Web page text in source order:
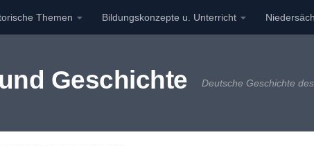
Themen Bildungskonzepte u. Unterricht
Geschichte Deutsche Geschichte